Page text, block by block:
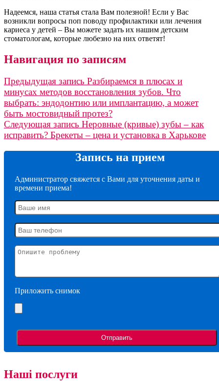
Надеемся, наша статья стала Вам полезной! Если у Вас
возникли вопросы поп поводу профилактики или лечения
кариеса у детей – Вы можете задать их нашим детским
стоматологам, которые любезно на них ответят!
Навигация по записям
Предыдущая запись Разбираемся в плюсах и
минусах методов восстановления зубов. Что
выбрать: эндодонтию или имплантацию, а может
быть мостовидный протез?
Следующая запись Неровные (кривые) зубы – как
исправить? Брекеты – цена и установка в Харькове
Запись на прием
Администратор свяжется с Вами для уточнения даты и
времени приема!
Приложить снимок
Наші послуги